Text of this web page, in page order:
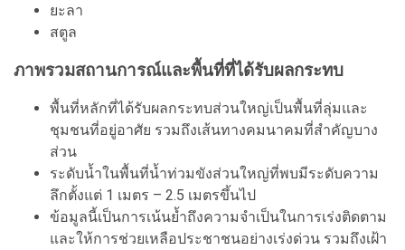
ยะลา
สตูล
ภาพรวมสถานการณ์และพื้นที่ที่ได้รับผลกระทบ
พื้นที่หลักที่ได้รับผลกระทบส่วนใหญ่เป็นพื้นที่ลุ่มและ
ชุมชนที่อยู่อาศัย รวมถึงเส้นทางคมนาคมที่สำคัญบาง
ส่วน
ระดับน้ำในพื้นที่น้ำท่วมขังส่วนใหญ่ที่พบมีระดับความ
ลึกตั้งแต่ 1 เมตร – 2.5 เมตรขึ้นไป
ข้อมูลนี้เป็นการเน้นย้ำถึงความจำเป็นในการเร่งติดตาม
และให้การช่วยเหลือประชาชนอย่างเร่งด่วน รวมถึงเฝ้า